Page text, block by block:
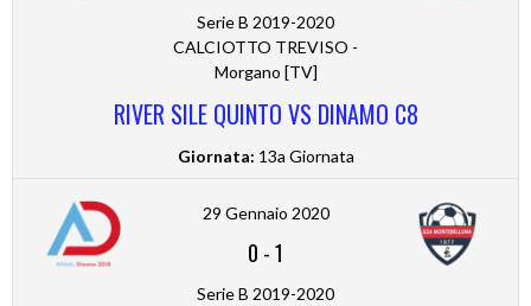
Serie B 2019-2020
CALCIOTTO TREVISO -
Morgano [TV]
RIVER SILE QUINTO VS DINAMO C8
Giornata: 13a Giornata
29 Gennaio 2020
0 -1
Serie B 2019-2020